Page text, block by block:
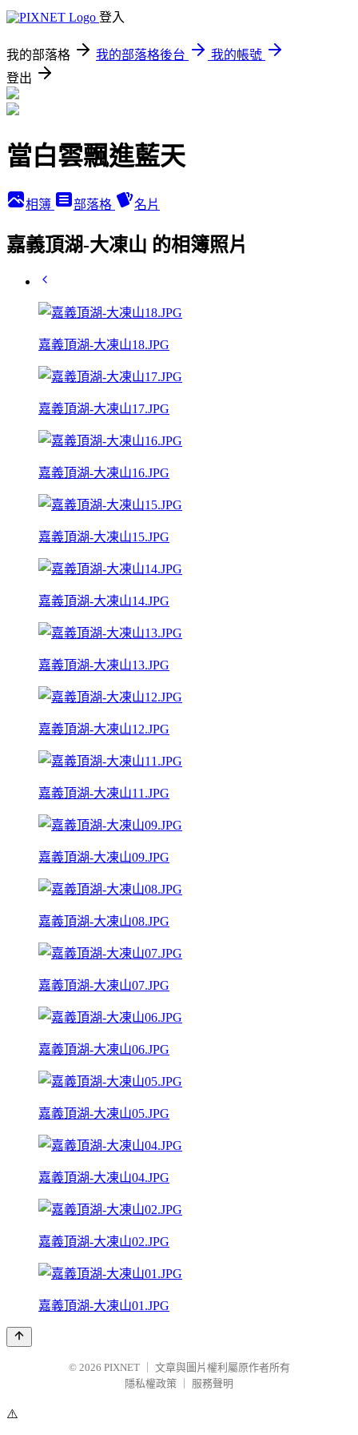
登入
我的部落格 我的部落格後台
我的帳號
登出
當白雲飄進藍天
相簿 部落格 名片
嘉義頂湖-大凍山 的相簿照片
嘉義頂湖-大凍山18.JPG
嘉義頂湖-大凍山17.JPG
嘉義頂湖-大凍山16.JPG
嘉義頂湖-大凍山15.JPG
嘉義頂湖-大凍山14.JPG
嘉義頂湖-大凍山13.JPG
嘉義頂湖-大凍山12.JPG
嘉義頂湖-大凍山11.JPG
嘉義頂湖-大凍山09.JPG
嘉義頂湖-大凍山08.JPG
嘉義頂湖-大凍山07.JPG
嘉義頂湖-大凍山06.JPG
嘉義頂湖-大凍山05.JPG
嘉義頂湖-大凍山04.JPG
嘉義頂湖-大凍山02.JPG
嘉義頂湖-大凍山01.JPG
© 2026 PIXNET
文章與圖片權利屬原作者所有
隱私權政策
服務聲明
⚠️